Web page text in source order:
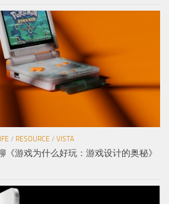
/ RESOURCE / VISTA
《游戏为什么好玩：游戏设计的奥秘》